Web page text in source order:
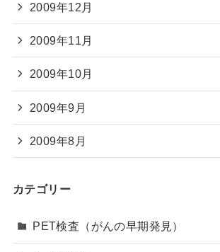
2009年12月
2009年11月
2009年10月
2009年9月
2009年8月
カテゴリー
PET検査（がんの早期発見）